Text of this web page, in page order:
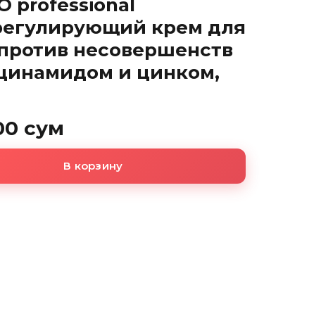
professional
крем для
несовершенств
и цинком,
сум
В корзину